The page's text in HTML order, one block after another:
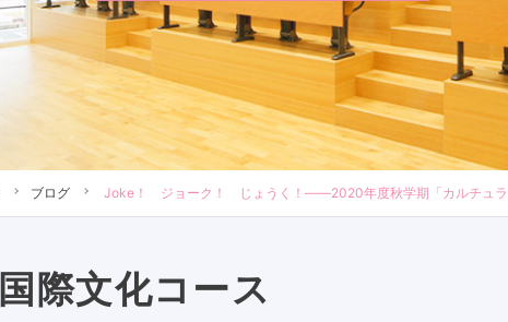
ブログ Joke！ ジョーク！ じょうく！――2020年度秋学期「カルチュラ
国際文化コース